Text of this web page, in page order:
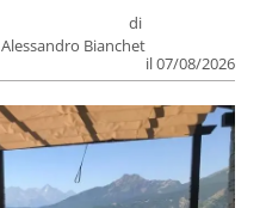
di
Alessandro Bianchet
il 07/08/2026